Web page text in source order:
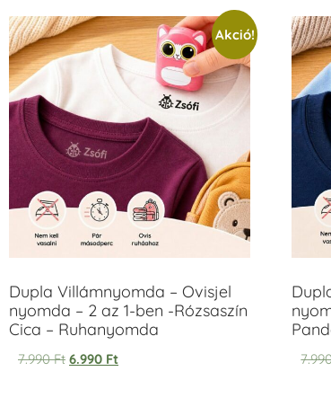
Akció!
Dupla Villámnyomda – Ovisjel
nyomda – 2 az 1-ben -Rózsaszín
Cica – Ruhanyomda
7.990Ft 6.990 Ft